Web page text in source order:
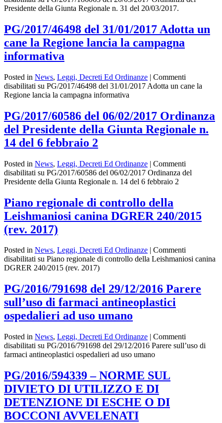
Presidente della Giunta Regionale n. 31 del 20/03/2017.
PG/2017/46498 del 31/01/2017 Adotta un
cane la Regione lancia la campagna
informativa
Posted in News, Leggi, Decreti Ed Ordinanze | Commenti
disabilitati su PG/2017/46498 del 31/01/2017 Adotta un cane la
Regione lancia la campagna informativa
PG/2017/60586 del 06/02/2017 Ordinanza
del Presidente della Giunta Regionale n.
14 del 6 febbraio 2
Posted in News, Leggi, Decreti Ed Ordinanze | Commenti
disabilitati su PG/2017/60586 del 06/02/2017 Ordinanza del
Presidente della Giunta Regionale n. 14 del 6 febbraio 2
Piano regionale di controllo della
Leishmaniosi canina DGRER 240/2015
(rev. 2017)
Posted in News, Leggi, Decreti Ed Ordinanze | Commenti
disabilitati su Piano regionale di controllo della Leishmaniosi canina
DGRER 240/2015 (rev. 2017)
PG/2016/791698 del 29/12/2016 Parere
sull’uso di farmaci antineoplastici
ospedalieri ad uso umano
Posted in News, Leggi, Decreti Ed Ordinanze | Commenti
disabilitati su PG/2016/791698 del 29/12/2016 Parere sull’uso di
farmaci antineoplastici ospedalieri ad uso umano
PG/2016/594339 – NORME SUL
DIVIETO DI UTILIZZO E DI
DETENZIONE DI ESCHE O DI
BOCCONI AVVELENATI